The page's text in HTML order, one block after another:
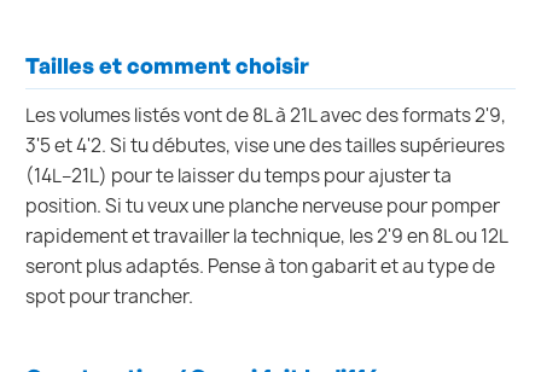
Tailles et comment choisir
Les volumes listés vont de 8L à 21L avec des formats 2'9,
3'5 et 4'2. Si tu débutes, vise une des tailles supérieures
(14L–21L) pour te laisser du temps pour ajuster ta
position. Si tu veux une planche nerveuse pour pomper
rapidement et travailler la technique, les 2'9 en 8L ou 12L
seront plus adaptés. Pense à ton gabarit et au type de
spot pour trancher.